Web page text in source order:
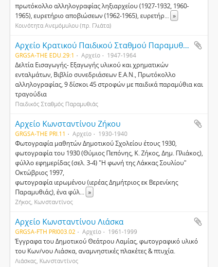
πρωτόκολλο αλληλογραφίας ληξιαρχείου (1927-1932, 1960-
1965), ευρετήριο αποβιώσεων (1962-1965), ευρετήρ... »
Κοινότητα Ανεμόμυλου (πρ. Γλιάτα)
Αρχείο Κρατικού Παιδικού Σταθμού Παραμυθιάς
GRGSA-THE EDU.29:1 Αρχείο 1947-1964
Δελτία Εισαγωγής- Εξαγωγής υλικού και χρηματικών
ενταλμάτων, Βιβλίο συνεδριάσεων Ε.Α.Ν., Πρωτόκολλο
αλληλογραφίας, 9 δίσκοι 45 στροφών με παιδικά παραμύθια και
τραγούδια
Παιδικός Σταθμός Παραμυθιάς
Αρχείο Κωνσταντίνου Ζήκου
GRGSA-THE PRI.11 Αρχείο 1930-1940
Φωτογραφία μαθητών Δημοτικού Σχολείου έτους 1930,
φωτογραφία του 1930 (Θύμιος Πεπόνης, Κ. Ζήκος, Δημ. Πλιάκος),
φύλλο εφημερίδας (σελ. 3-4) "Η φωνή της Λάκκας Σουλίου"
Οκτώβριος 1997,
φωτογραφία ιερωμένου (ιερέας Δημήτριος εκ Βερενίκης
Παραμυθιάς), ένα φύλ... »
Ζήκος, Κωνσταντίνος
Αρχείο Κωνσταντίνου Λιάσκα
GRGSA-FTH PRI003.02 Αρχείο 1961-1999
Έγγραφα του Δημοτικού Θεάτρου Λαμίας, φωτογραφικό υλικό
του Κων/νου Λιάσκα, αναμνηστικές πλακέτες & πτυχία.
Λιάσκας, Κωνσταντίνος